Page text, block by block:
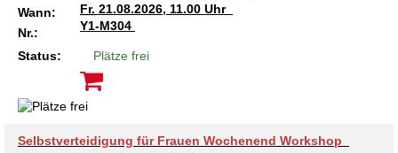
Wann:
Fr. 21.08.2026, 11.00 Uhr
Nr.:
Y1-M304
Status: Plätze frei
Selbstverteidigung für Frauen Wochenend Workshop